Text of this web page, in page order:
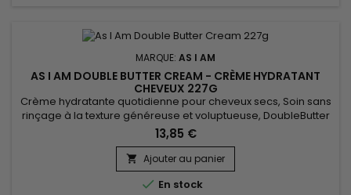
MARQUE: AS I AM
AS I AM DOUBLE BUTTER CREAM - CRÈME HYDRATANT
CHEVEUX 227G
Crème hydratante quotidienne pour cheveux secs, Soin sans
rinçage à la texture généreuse et voluptueuse, DoubleButter
Cream revitalise, assouplit la matière et la rend malléable à
souhait.&nbsp; DoubleButter Cream de As I Am est aussi
particulièrement adaptée aux cheveux épais !&nbsp; Riche
en émollients, la crème hydratante donne douceur aux
torsades...
13,85 €
 Ajouter au panier
 En stock